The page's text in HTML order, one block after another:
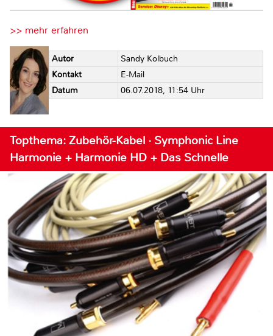
>> mehr erfahren
Autor
Sandy Kolbuch
Kontakt
E-Mail
Datum
06.07.2018, 11:54 Uhr
Topthema: Zubehör-Kabel · Symphonic Line
Harmonie + Harmonie HD + Das Schnelle